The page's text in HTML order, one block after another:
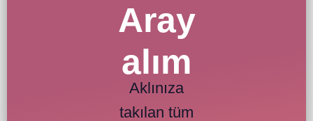
Aray
alım
Aklınıza
takılan tüm